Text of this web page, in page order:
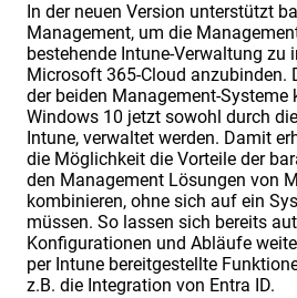
In der neuen Version unterstützt
Management, um die
bestehende Intune-Verwaltung zu
Microsoft 365-Cloud anzubinden.
der beiden Management-Systeme
Windows 10 jetzt sowohl durch
Intune, verwaltet werden. Damit
die Möglichkeit die Vorteile der
den Management Lösungen von
kombinieren, ohne sich auf ein
müssen. So lassen sich bereits
Konfigurationen und Abläufe
per Intune bereitgestellte
z.B. die Integration von Entra ID.